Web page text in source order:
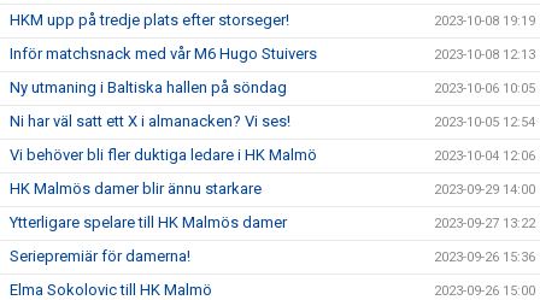
HKM upp på tredje plats efter storseger! 2023-10-08 19:19
Inför matchsnack med vår M6 Hugo Stuivers 2023-10-08 12:13
Ny utmaning i Baltiska hallen på söndag 2023-10-06 10:05
Ni har väl satt ett X i almanacken? Vi ses! 2023-10-05 12:54
Vi behöver bli fler duktiga ledare i HK Malmö 2023-10-04 12:06
HK Malmös damer blir ännu starkare 2023-09-29 14:00
Ytterligare spelare till HK Malmös damer 2023-09-27 13:22
Seriepremiär för damerna! 2023-09-26 15:36
Elma Sokolovic till HK Malmö 2023-09-26 15:00